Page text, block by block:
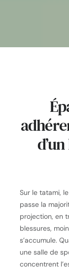
Sur le tatami,
passe la
projection, en
blessures,
s’accumule.
une salle de
concentrent